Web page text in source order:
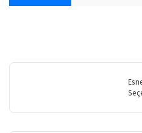
Bu ürüne ilk
Görüş ve önerileriniz için teşekkür
Ürün resmi kalitesiz, bozuk veya